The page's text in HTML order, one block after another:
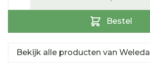
Bestel
Bekijk alle producten van Weleda